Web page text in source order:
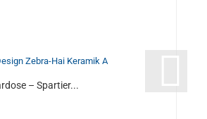
– Spartier...